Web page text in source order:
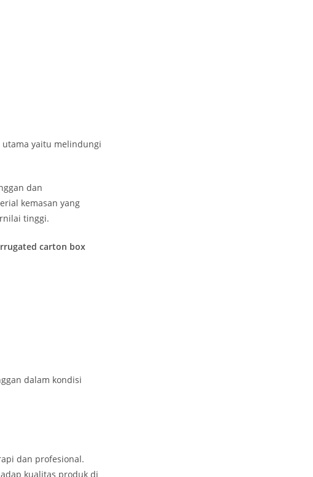
yaitu melindungi
dan
kemasan yang
tinggi.
carton box
dalam kondisi
dan profesional.
kualitas produk di